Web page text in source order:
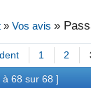
» Vos avis »
1 2
à 68 sur 68 ]